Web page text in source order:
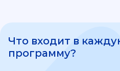
Что входит в
программу?